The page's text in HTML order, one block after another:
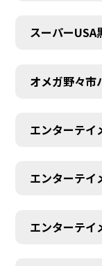
スーパーUSA
オメガ野々
エンターテイ
エンターテイ
エンターテイ